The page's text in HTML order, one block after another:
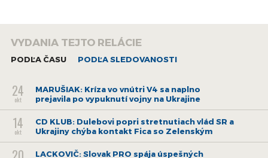
VYDANIA TEJTO RELÁCIE
PODĽA ČASU PODĽA SLEDOVANOSTI
24
okt
MARUŠIAK: Kríza vo vnútri V4 sa naplno
prejavila po vypuknutí vojny na Ukrajine
14
okt
CD KLUB: Dulebovi popri stretnutiach vlád SR a
Ukrajiny chýba kontakt Fica so Zelenským
LACKOVIČ: Slovak PRO spája úspešných